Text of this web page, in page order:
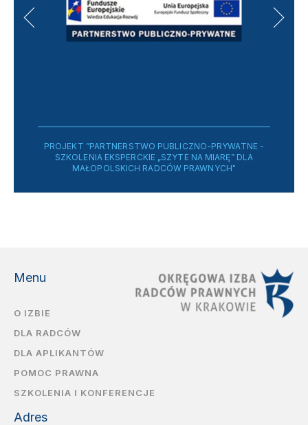
PROJEKT ”PARTNERSTWO PUBLICZNO-PRYWATNE -
SZKOLENIA EKSPERCKIE „SZYTE NA MIARĘ” DLA
MAŁOPOLSKICH RADCÓW PRAWNYCH"
Menu
O IZBIE
DLA RADCÓW
DLA APLIKANTÓW
POMOC PRAWNA
SZKOLENIA I KONFERENCJE
Adres